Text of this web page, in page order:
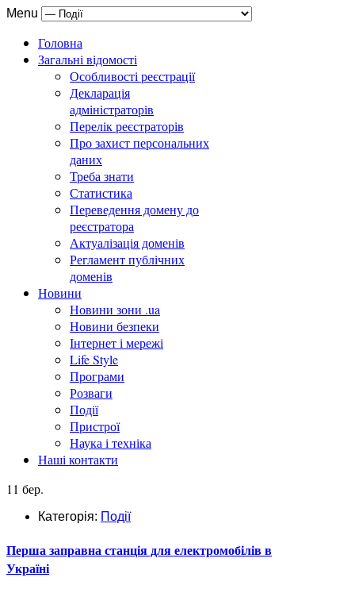
Menu
Головна
Загальні відомості
Особливості реєстрації
Декларація
адміністраторів
Перелік реєстраторів
Про захист персональних
даних
Треба знати
Статистика
Переведення домену до
реєстратора
Актуалізація доменів
Регламент публічних
доменів
Новини
Новини зони .ua
Новини безпеки
Інтернет і мережі
Life Style
Програми
Розваги
Події
Пристрої
Наука і техніка
Наші контакти
11 бер.
Категорія: Події
Перша заправна станція для електромобілів в
Україні